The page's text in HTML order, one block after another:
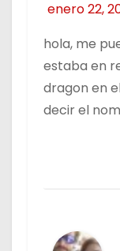
enero 22,
hola, me
estaba en
dragon en
decir el